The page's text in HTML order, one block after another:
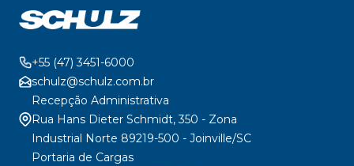
+55 (47) 3451-6000
schulz@schulz.com.br
Recepção Administrativa
Rua Hans Dieter Schmidt, 350 - Zona
Industrial Norte 89219-500 - Joinville/SC
Portaria de Cargas